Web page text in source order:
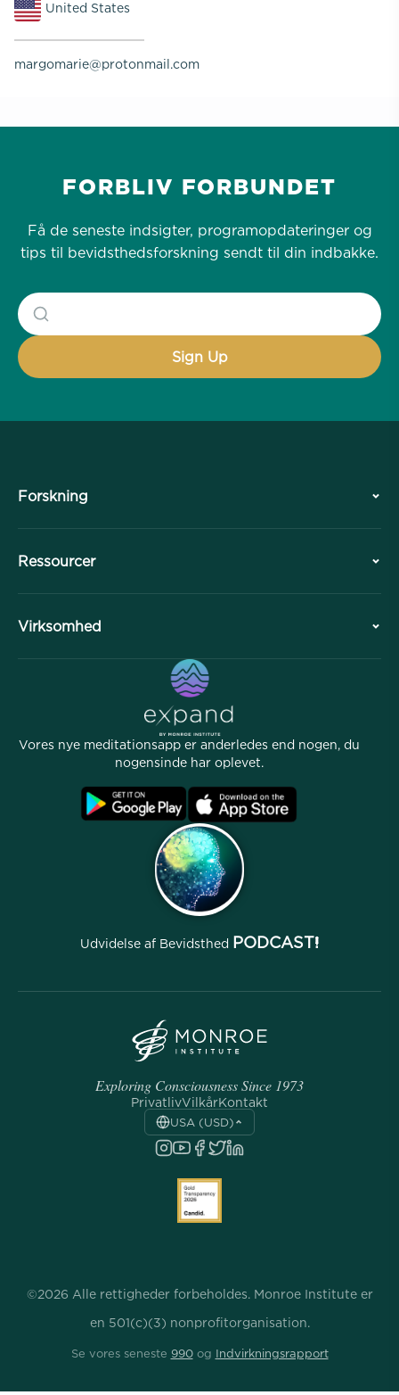
United States
margomarie@protonmail.com
FORBLIV FORBUNDET
Få de seneste indsigter, programopdateringer og
tips til bevidsthedsforskning sendt til din indbakke.
Forskning
Professionel Division
Artikler
Ressourcer
Affiliate Program
Virksomhed
Ofte stillede spørgsmål
Betingelser
Vores nye meditationsapp er anderledes end nogen, du
nogensinde har oplevet.
Udvidelse af Bevidsthed PODCAST!
Exploring Consciousness Since 1973
PrivatlivVilkårKontakt
USA (USD)
©2026 Alle rettigheder forbeholdes. Monroe Institute er
en 501(c)(3) nonprofitorganisation.
Se vores seneste 990og Indvirkningsrapport